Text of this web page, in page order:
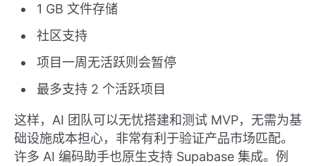
1 GB 文件存储
社区支持
项目一周无活跃则会暂停
最多支持 2 个活跃项目
这样，AI 团队可以无忧搭建和测试 MVP，无需为基
础设施成本担心，非常有利于验证产品市场匹配。
许多 AI 编码助手也原生支持 Supabase 集成。例